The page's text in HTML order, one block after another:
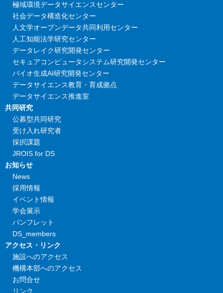
極域環境データサイエンスセンター
社会データ構造化センター
人文学オープンデータ共同利用センター
人工知能法学研究センター
データレイク研究開発センター
セキュアコンピュータシステム研究開発センター
バイオ生成AI研究開発センター
データサイエンス教育・育成拠点
データサイエンス推進室
共同研究
公募型共同研究
受け入れ研究者
採択課題
JROIS for DS
お知らせ
News
採用情報
イベント情報
学会展示
パンフレット
DS_members
アクセス・リンク
施設へのアクセス
機構本部へのアクセス
お問合せ
リンク